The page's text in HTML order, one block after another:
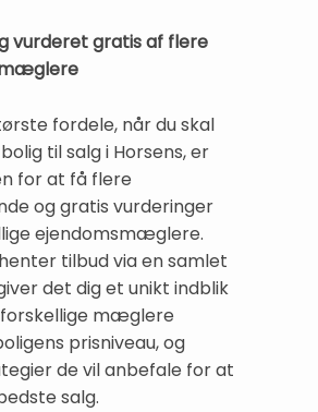
vurderet gratis af flere
fordele, når du skal
til salg i Horsens, er
for at få flere
og gratis vurderinger
ejendomsmæglere.
tilbud via en samlet
det dig et unikt indblik
mæglere
prisniveau, og
de vil anbefale for at
salg.